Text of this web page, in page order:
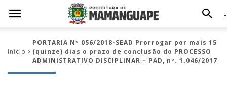
Início
PORTARIA Nº 056/2018-SEAD Prorrogar por mais 15
(quinze) dias o prazo de conclusão do PROCESSO
ADMINISTRATIVO DISCIPLINAR – PAD, nº. 1.046/2017